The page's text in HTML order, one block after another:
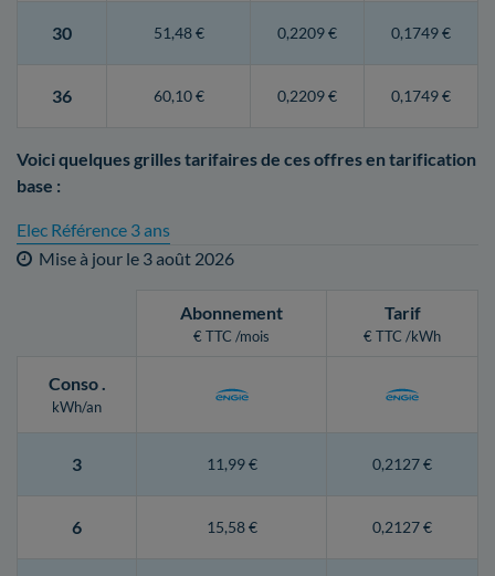
30 51,48 € 0,2209 € 0,1749 €
36 60,10 € 0,2209 € 0,1749 €
Voici quelques grilles tarifaires de ces offres en tarification
base :
Elec Référence 3 ans
Mise à jour le 3 août 2026
Abonnement
€ TTC /mois
Tarif
€ TTC /kWh
Conso.
kWh/an
3 11,99 € 0,2127 €
6 15,58 € 0,2127 €